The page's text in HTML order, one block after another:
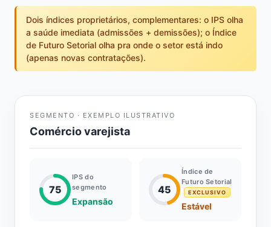
Dois índices proprietários, complementares: o IPS olha
a saúde imediata (admissões + demissões); o Índice
de Futuro Setorial olha pra onde o setor está indo
(apenas novas contratações).
SEGMENTO · EXEMPLO ILUSTRATIVO
Comércio varejista
75
IPS do
segmento
Expansão
45
Índice de
Futuro Setorial
EXCLUSIVO
Estável